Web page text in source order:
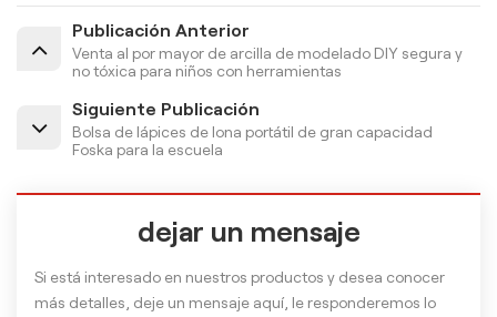
Publicación Anterior
Venta al por mayor de arcilla de modelado DIY segura y
no tóxica para niños con herramientas
Siguiente Publicación
Bolsa de lápices de lona portátil de gran capacidad
Foska para la escuela
dejar un mensaje
Si está interesado en nuestros productos y desea conocer
más detalles, deje un mensaje aquí, le responderemos lo